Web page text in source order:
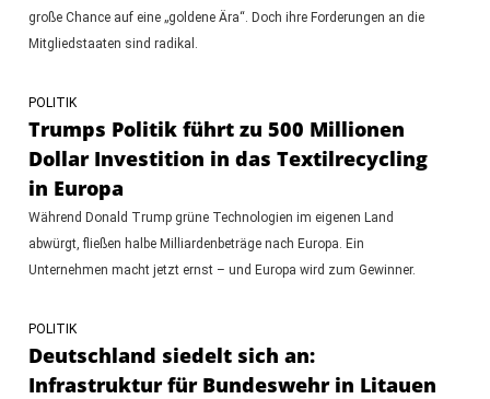
große Chance auf eine „goldene Ära“. Doch ihre Forderungen an die
Mitgliedstaaten sind radikal.
POLITIK
Trumps Politik führt zu 500 Millionen
Dollar Investition in das Textilrecycling
in Europa
Während Donald Trump grüne Technologien im eigenen Land
abwürgt, fließen halbe Milliardenbeträge nach Europa. Ein
Unternehmen macht jetzt ernst – und Europa wird zum Gewinner.
POLITIK
Deutschland siedelt sich an:
Infrastruktur für Bundeswehr in Litauen